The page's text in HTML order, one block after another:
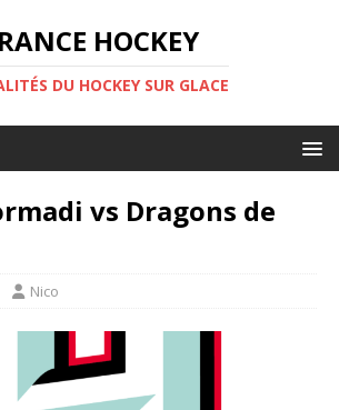
HOCKEY
DU HOCKEY SUR GLACE
vs Dragons de
Nico